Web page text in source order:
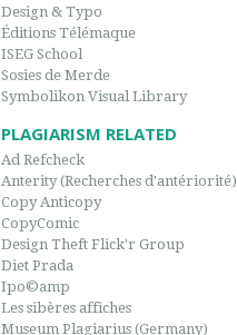
Design & Typo
Éditions Télémaque
ISEG School
Sosies de Merde
Symbolikon Visual Library
PLAGIARISM RELATED
Ad Refcheck
Anterity (Recherches d'antériorité)
Copy Anticopy
CopyComic
Design Theft Flick'r Group
Diet Prada
Ipo©amp
Les sibères affiches
Museum Plagiarius (Germany)